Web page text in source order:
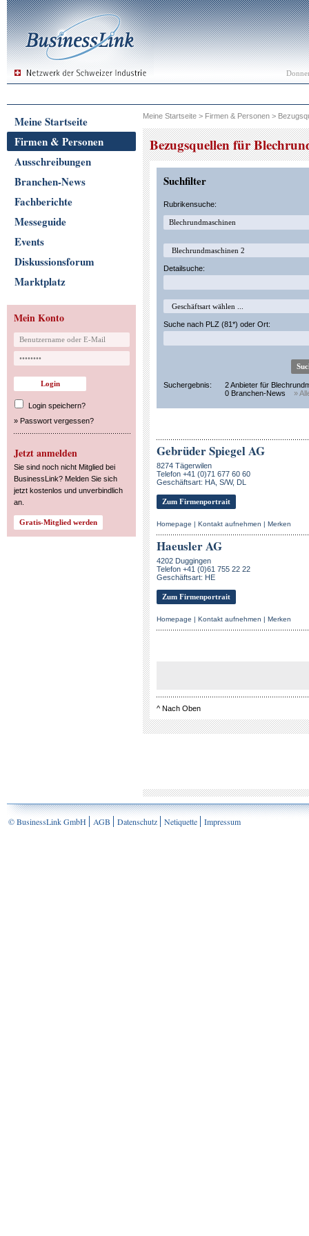
Meine Startseite
Firmen & Personen
Ausschreibungen
Branchen-News
Fachberichte
Messeguide
Events
Diskussionsforum
Marktplatz
Mein Konto
Login speichern?
» Passwort vergessen?
Jetzt anmelden
Sie sind noch nicht Mitglied bei
BusinessLink? Melden Sie sich
jetzt kostenlos und unverbindlich
an.
Meine Startseite > Firmen & Personen >
Bezugsquellen für
Suchfilter
Rubrikensuche:
Detailsuche:
Suche nach PLZ (81*) oder Ort:
Suchergebnis:
2 Anbieter für
0 Branchen-News
»
Gebrüder Spiegel AG
8274 Tägerwilen
Telefon +41 (0)71 677 60 60
Geschäftsart: HA, S/W, DL
Zum Firmenportrait
Homepage | Kontakt aufnehmen | Merken
Haeusler AG
4202 Duggingen
Telefon +41 (0)61 755 22 22
Geschäftsart: HE
Zum Firmenportrait
Homepage | Kontakt aufnehmen | Merken
^ Nach Oben
© BusinessLink GmbH AGB Datenschutz Netiquette Impressum